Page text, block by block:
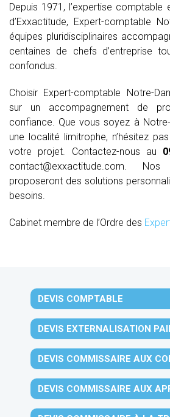
Depuis 1971, l’expertise
d’Exxactitude, Expert-comptable
équipes pluridisciplinaires
centaines de chefs d’entreprise
confondus.
Choisir Expert-comptable Notre-
sur un accompagnement de
confiance. Que vous soyez à
une localité limitrophe, n’hésitez
votre projet. Contactez-nous au
contact@exxactitude.com.
proposeront des solutions
besoins.
Cabinet membre de l’Ordre des
DEVIS COMPTABLE
DEVIS EXTERNALISATION
DEVIS COMMISSAIRE AUX
DEVIS COMMISSAIRE AUX